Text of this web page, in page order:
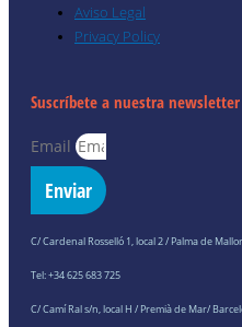
Aviso Legal
Privacy Policy
Suscríbete a nuestra newsletter
Email
Enviar
C/ Cardenal Rosselló 1, local 2 / Palma de
Tel: +34 625 683 725
C/ Camí Ral s/n, local H / Premià de Mar/